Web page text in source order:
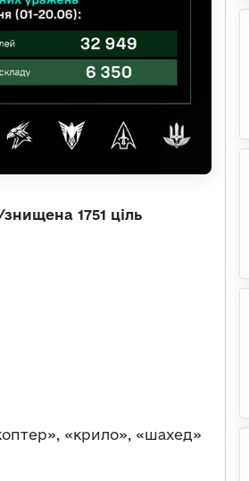
1751 ціль
«крило», «шахед»